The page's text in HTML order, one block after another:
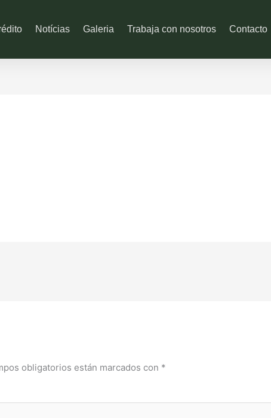
Notícias Galeria Trabaja con nosotros Contacto
obligatorios están marcados con *